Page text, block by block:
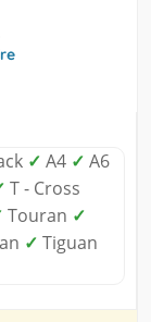
✓ A4 ✓ A6
T - Cross
Touran ✓
✓ Tiguan